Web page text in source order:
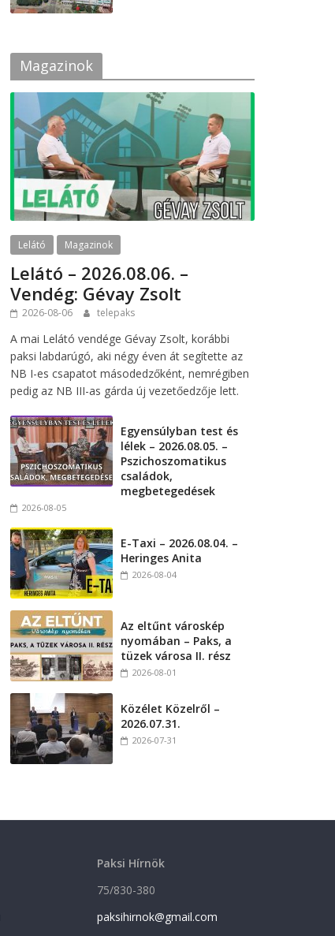
Magazinok
Lelátó Magazinok
Lelátó – 2026.08.06. –
Vendég: Gévay Zsolt
2026-08-06 telepaks
A mai Lelátó vendége Gévay Zsolt, korábbi
paksi labdarúgó, aki négy éven át segítette az
NB I-es csapatot másodedzőként, nemrégiben
pedig az NB III-as gárda új vezetőedzője lett.
Egyensúlyban test és
lélek – 2026.08.05. –
Pszichoszomatikus
családok,
megbetegedések
2026-08-05
E-Taxi – 2026.08.04. –
Heringes Anita
2026-08-04
Az eltűnt városkép
nyomában – Paks, a
tüzek városa II. rész
2026-08-01
Közélet Közelről –
2026.07.31.
2026-07-31
Paksi Hírnök
75/830-380
paksihirnok@gmail.com